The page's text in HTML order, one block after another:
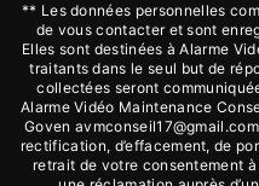
** Les données personnelles
de vous contacter et sont
Elles sont destinées à Alarme
traitants dans le seul but de
collectées seront
Alarme Vidéo Maintenance
Goven
rectification, d’effacement, de
retrait de votre consentement